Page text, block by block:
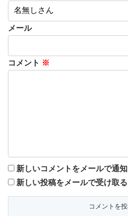
メール
コメント ※
新しいコメントをメールで通知
新しい投稿をメールで受け取る